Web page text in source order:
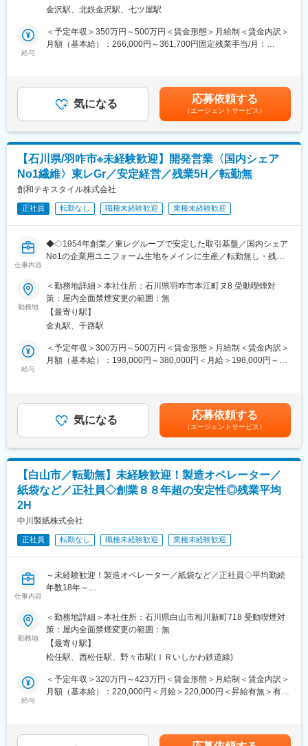
をした場合には、翌日は始業時間を遅らせるなどご自身で調整が
◇幅広いキャリアパス：同社はメーカーであることから、セミナ
ー企画や新商品開発の際の商品技術チェックに挑戦いただくこと
す。（休日出勤は多くて月1～2回程度、出勤日についても調整可
能）
■同社について：
同社の製品は全てヘアサロン専売品となっており、創業から約80
年で培った商品は美容師の方からも評価が高いです。定番商品は
現在でも堅調に事業を拡大しており、また新規製品の研究開発に
も注力しております。
変更の範囲：会社の定める業務
識を習得いただけます！
■業務内容：
既存顧客を中心にお客様の要望ヒアリング、見積作成、社内調整
を担当いただきます。
いただきます。（金沢市内：1日5～6件ほど訪問、遠方：宿泊を
伴い一泊二日等で複数社を訪問）
・商品は「既製品」と「オーダーメイド品」の両方を担当し、オ
・大きな個人ノルマはなく、支店全体で目標達成を目指す営業ス
タイルです！
■商材例
ン付き袋（スリットパック）
・お菓子や小物を保存するのに使用されるチャック付きビニール
■組織構成：
■入社後のキャリア：未経験から営業に挑戦しやすい環境がありま
す！
入社後は先輩に同行して営業の進め方や業務の流れ、製品知識を
アシスタント業務から徐々に営業スキルをつけていただきます。
おおよそ3か月～半年を目安に先輩社員から徐々に顧客を引き継い
創立70年以上、顧客からの信頼関係を構築している同社。高い技
術力を誇る3つの工場を有しており、顧客のご要望に柔軟に応える
ことができます。
1953年に国内で初めて「合成樹脂製のチャック袋」を開発しまし
た。その後もチャックの特許権を基礎にして研究開発を進め、世
界的汎用チャック付袋となっている「ユニパック」や「ミニグリ
ップ」が誕生。密封性を損なわずに何度でも開封できるという特
変更の範囲：会社の定める業務
金沢駅、北鉄金沢駅、七ツ屋駅
給与
＜予定年収＞350万円～500万円＜賃金形態＞月給制＜賃金内訳＞
月額（基本給）：266,000円～361,700円固定残業手当/月：
実績：年2回・別途決算賞与支給実績有■モデル年収：（例1）380
万円 メンバー（27歳）(月給28万円＋賞与)（例2）550万円 主任
（33歳）（月給40万円+賞与）（例2）640万円 課長代理（38歳）
(月給45万円＋賞与)賃金はあくまでも目安の金額であり、選考を
通じて上下する可能性があります。月給(月額)は固定手当を含めた
表記です。
気になる 応募依頼する
（エージェントサービス）
【石川県/羽咋市※未経験歓迎】開発営業〈国内シェア
No1繊維〉東レGr／安定経営／残業5H／転勤無
創和テキスタイル株式会社
正社員 転勤なし 職種未経験歓迎 業種未経験歓迎
仕事内容
◆◇1954年創業／東レグループで安定した取引基盤／国内シェア
No1の企業用ユニフォーム生地をメインに生産／転勤無し・残業5
業が叶う環境◆◇
■業務概要：
同社は、合成繊維織物の開発から製造、炭素繊維織物の製造を行
っています。
今回は組織の体制強化のため、合繊織物開発営業の業務をお任せ
します。
ユニフォーム用途中心に婦人紳士・スポーツ・カーテン用途まで
■業務詳細：
いわゆる一般的な営業スタイルとは異なり、製品開発やお客様へ
の技術的な製品提案が中心となるポジションです。
また、生産工程でトラブルが発生した際は、原因の切り分けや対
策の検討、生産調整などにも関わります。
新規開拓よりも、既存顧客との技術的な課題解決や新製品の提案
品を生み出すための調整・提案を行う業務です。
■営業の特徴：
・主要取引先：東レ株式会社、一村産業株式会社、蝶理株式会社
など
割を分担しながら業務を進めるスタイルです。また、営業部の中
に開発グループがあり、いわゆる「販売を行う営業職」というよ
りは、お客様に提供する製品をつくる（開発する）ことが主業務
となります。
■ミッション：
勤務地
＜勤務地詳細＞本社住所：石川県羽咋市本江町ヌ8 受動喫煙対
策：屋内全面禁煙変更の範囲：無
【最寄り駅】
金丸駅、千路駅
給与
＜予定年収＞300万円～500万円＜賃金形態＞月給制＜賃金内訳＞
月額（基本給）：198,000円～380,000円＜月給＞198,000円～
計2.00ヶ月分（前年度実績）賃金はあくまでも目安の金額であ
り、選考を通じて上下する可能性があります。月給(月額)は固定手
気になる 応募依頼する
（エージェントサービス）
【白山市／転勤無】未経験歓迎！製造オペレーター／
紙袋など／正社員◇創業８８年超の安定性◎残業平均
2H
中川製紙株式会社
正社員 転勤なし 職種未経験歓迎 業種未経験歓迎
仕事内容
～未経験歓迎！製造オペレーター／紙袋など／正社員◇平均勤続
年数18年～
■業務内容
ギフト用段ボール紙や紙袋の原紙等を製造する当社工場にて、製
造スタッフとして各工程の装置をオペレーション業務を担当いた
だきます。
★機械の操作方法などは、OJT形式でじっくり学んでいただきま
す。
■次のいずれかの工程をお任せする予定です。
(2)紙を顧客の指定寸法に加工して納品用のロール状に仕上げを実
勤務地
＜勤務地詳細＞本社住所：石川県白山市相川新町718 受動喫煙対
策：屋内全面禁煙変更の範囲：無
【最寄り駅】
松任駅、西松任駅、野々市駅(ＩＲいしかわ鉄道線)
給与
＜予定年収＞320万円～423万円＜賃金形態＞月給制＜賃金内訳＞
月額（基本給）：220,000円＜月給＞220,000円＜昇給有無＞有＜